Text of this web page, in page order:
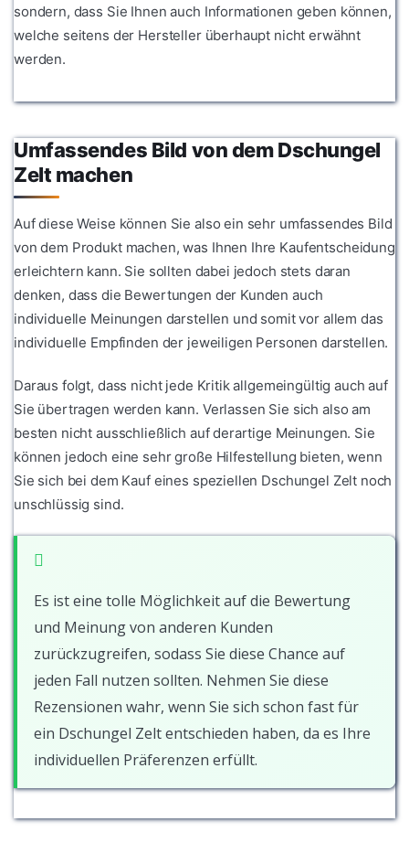
sondern, dass Sie Ihnen auch Informationen geben können,
welche seitens der Hersteller überhaupt nicht erwähnt
werden.
Umfassendes Bild von dem Dschungel
Zelt machen
Auf diese Weise können Sie also ein sehr umfassendes Bild
von dem Produkt machen, was Ihnen Ihre Kaufentscheidung
erleichtern kann. Sie sollten dabei jedoch stets daran
denken, dass die Bewertungen der Kunden auch
individuelle Meinungen darstellen und somit vor allem das
individuelle Empfinden der jeweiligen Personen darstellen.
Daraus folgt, dass nicht jede Kritik allgemeingültig auch auf
Sie übertragen werden kann. Verlassen Sie sich also am
besten nicht ausschließlich auf derartige Meinungen. Sie
können jedoch eine sehr große Hilfestellung bieten, wenn
Sie sich bei dem Kauf eines speziellen Dschungel Zelt noch
unschlüssig sind.
Es ist eine tolle Möglichkeit auf die Bewertung
und Meinung von anderen Kunden
zurückzugreifen, sodass Sie diese Chance auf
jeden Fall nutzen sollten. Nehmen Sie diese
Rezensionen wahr, wenn Sie sich schon fast für
ein Dschungel Zelt entschieden haben, da es Ihre
individuellen Präferenzen erfüllt.